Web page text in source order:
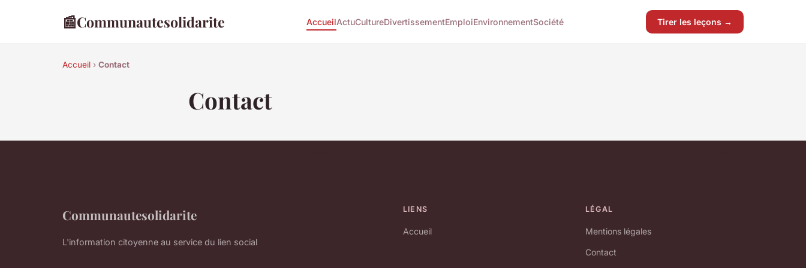
📰Communautesolidarite AccueilActuCultureDivertissementEmploiEnvironnementSociété Tirer les leçons →
Accueil › Contact
Contact
Communautesolidarite
L'information citoyenne au service du lien social
LIENS
Accueil
LÉGAL
Mentions légales
Contact